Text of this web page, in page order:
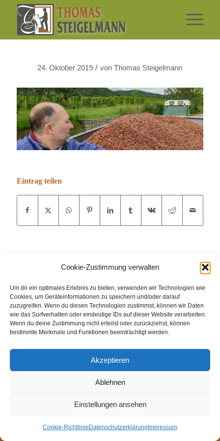
Cookie-Zustimmung verwalten
Um dir ein optimales Erlebnis zu bieten, verwenden wir Technologien wie
Cookies, um Geräteinformationen zu speichern und/oder darauf
zuzugreifen. Wenn du diesen Technologien zustimmst, können wir Daten
wie das Surfverhalten oder eindeutige IDs auf dieser Website verarbeiten.
Wenn du deine Zustimmung nicht erteilst oder zurückziehst, können
bestimmte Merkmale und Funktionen beeinträchtigt werden.
Akzeptieren
Ablehnen
Einstellungen ansehen
Cookie-Richtlinie Datenschutzerklärung Impressum
24. Oktober 2019 / vonThomas Steigelmann
Eintrag teilen
© Weingut Thomas Steigelmann
HOME FEWOS
TAGEBUCH KONTAKT Impressum Datenschutz
Cookie-Richtlinie (EU)